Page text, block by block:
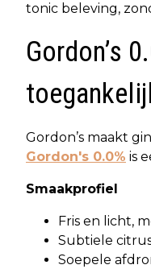
tonic beleving,
Gordon’s
Gordon’s maakt
Gordon's 0.0% is
Smaakprofiel
Fris en licht,
Subtiele
Soepele